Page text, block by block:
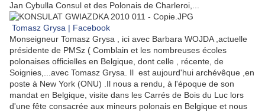
Jan Cybulla Consul et des Polonais de Charleroi,...
Tomasz Grysa | Facebook
Monseigneur Tomasz Grysa , ici avec Barbara WOJDA ,actuelle
présidente de PMSz ( Comblain et les nombreuses écoles
polonaises officielles en Belgique, dont celle , récente, de
Soignies,...avec Tomasz Grysa. Il est aujourd'hui archévêque ,en
poste à New York (ONU) .Il nous a rendu, à l'époque de son
mandat en Belgique, visite dans les Carrés de Bois du Luc lors
d'une fête consacrée aux mineurs polonais en Belgique et nous